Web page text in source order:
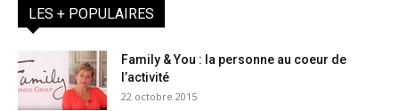
LES + POPULAIRES
Family & You : la personne au coeur de
l’activité
22 octobre 2015